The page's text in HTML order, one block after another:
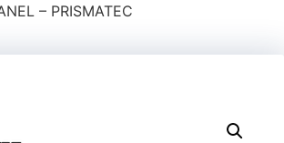
– PRISMATEC